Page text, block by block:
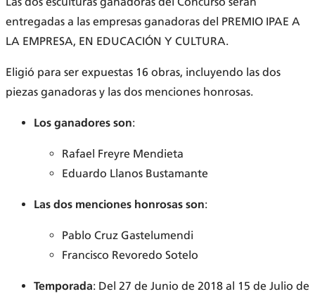
entregadas a las empresas ganadoras del PREMIO IPAE A
LA EMPRESA, EN EDUCACIÓN Y CULTURA.
Eligió para ser expuestas 16 obras, incluyendo las dos
piezas ganadoras y las dos menciones honrosas.
Los ganadores son:
Rafael Freyre Mendieta
Eduardo Llanos Bustamante
Las dos menciones honrosas son:
Pablo Cruz Gastelumendi
Francisco Revoredo Sotelo
Temporada: Del 27 de Junio de 2018 al 15 de Julio de